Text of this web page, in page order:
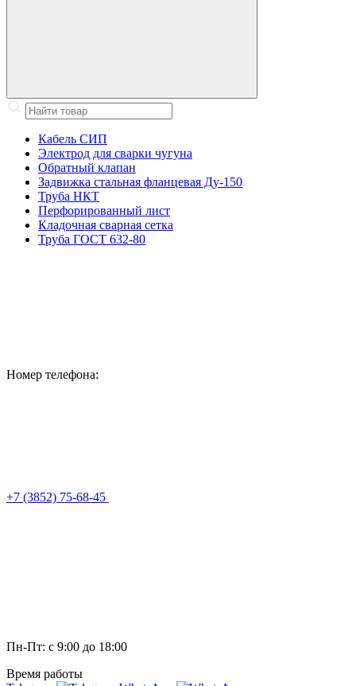
Кабель СИП
Электрод для сварки чугуна
Обратный клапан
Задвижка стальная фланцевая Ду-150
Труба НКТ
Перфорированный лист
Кладочная сварная сетка
Труба ГОСТ 632-80
Номер телефона:
+7 (3852) 75-68-45
Пн-Пт: с 9:00 до 18:00
Время работы